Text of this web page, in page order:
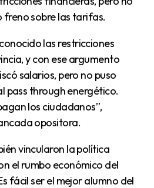
freno sobre las tarifas.
y con ese argumento
salarios, pero no puso
pass through energético.
los ciudadanos”,
opositora.
el rumbo económico del
fácil ser el mejor alumno del